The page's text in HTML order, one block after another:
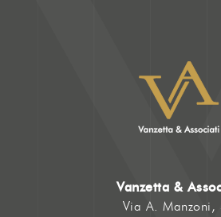
Vanzetta &
Via A. Manzoni,